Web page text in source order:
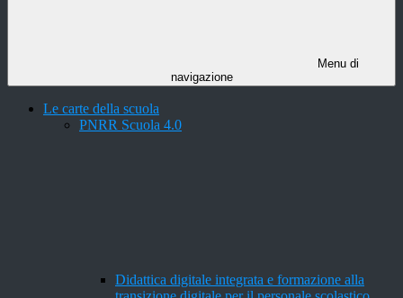
Menu di
navigazione
Le carte della scuola
PNRR Scuola 4.0
Didattica digitale integrata e formazione alla